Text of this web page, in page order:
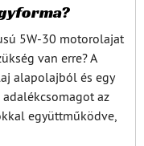
5W-30 motorolajat
van erre? A
alapolajból és egy
az
együttműködve,